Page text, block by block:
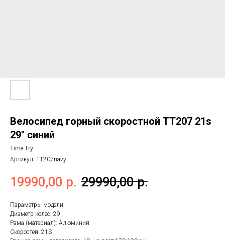
Велосипед горный скоростной ТТ207 21s
29'' синий
Time Try
Артикул: TT207navy
19990,00 р. 29990,00 р.
Параметры модели:
Диаметр колес: 29''
Рама (материал): Алюминий
Скоростей: 21S